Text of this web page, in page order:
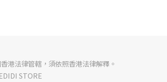
港法律管轄，須依照香港法律解釋。
STORE